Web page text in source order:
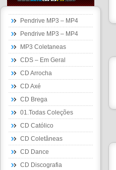
Pendrive MP3 – MP4
Pendrive MP3 – MP4
MP3 Coletaneas
CDS – Em Geral
CD Arrocha
CD Axé
CD Brega
01.Todas Coleções
CD Católico
CD Coletâneas
CD Dance
CD Discografia